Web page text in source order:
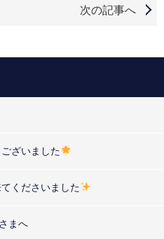
次の記事へ
ざいました
くださいました
まへ